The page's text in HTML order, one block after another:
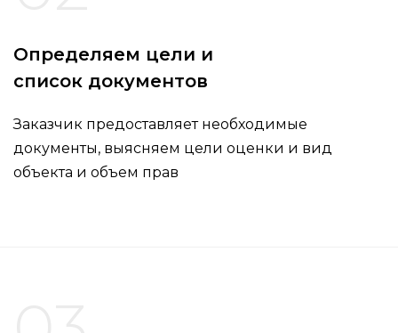
Определяем цели и
список документов
Заказчик предоставляет необходимые
документы, выясняем цели оценки и вид
объекта и объем прав